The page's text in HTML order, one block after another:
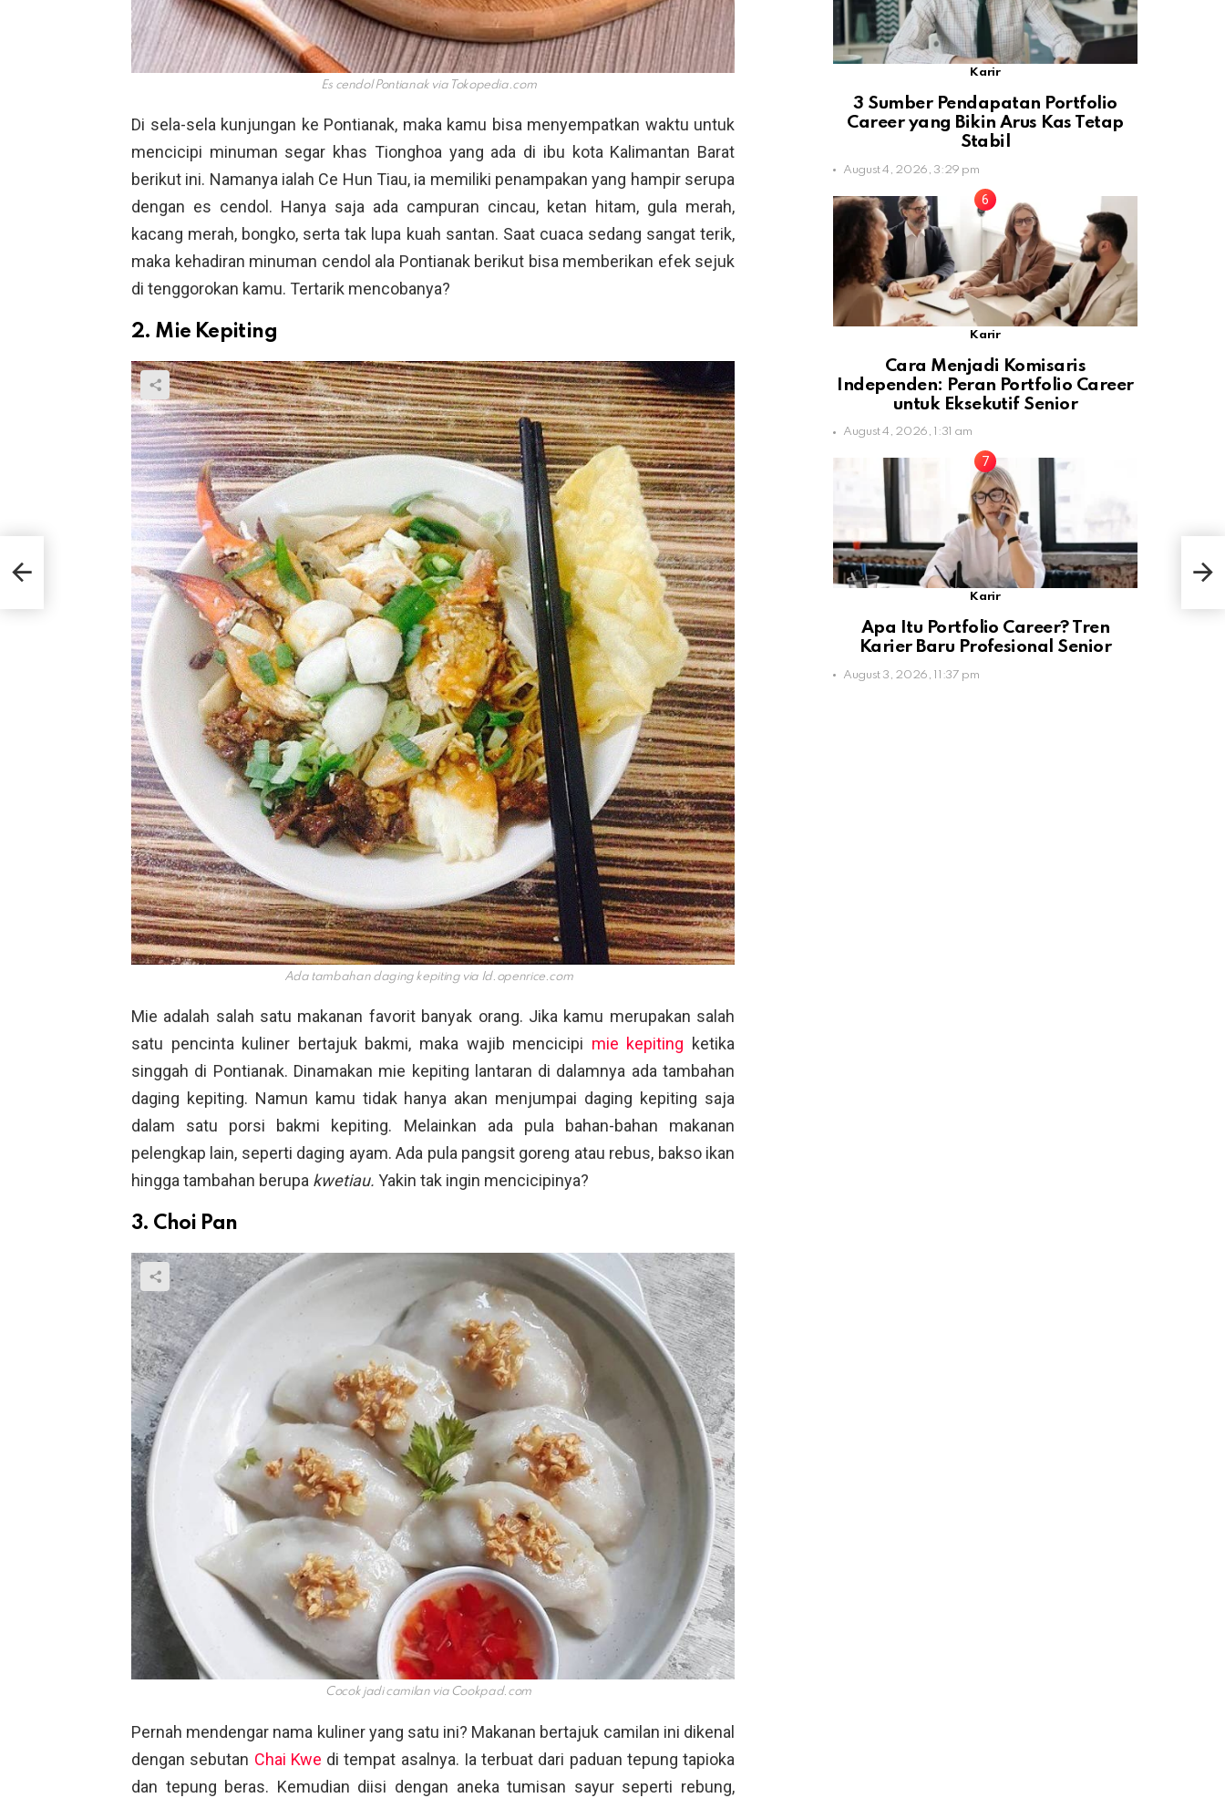
Es cendol Pontianak viaTokopedia.com
Di sela-sela kunjungan ke Pontianak, maka kamu bisa menyempatkan waktu untuk
mencicipi minuman segar khas Tionghoa yang ada di ibu kota Kalimantan Barat
berikut ini. Namanya ialah Ce Hun Tiau, ia memiliki penampakan yang hampir serupa
dengan es cendol. Hanya saja ada campuran cincau, ketan hitam, gula merah,
kacang merah, bongko, serta tak lupa kuah santan. Saat cuaca sedang sangat terik,
maka kehadiran minuman cendol ala Pontianak berikut bisa memberikan efek sejuk
di tenggorokan kamu. Tertarik mencobanya?
2. Mie Kepiting
Ada tambahan daging kepiting via Id.openrice.com
Mie adalah salah satu makanan favorit banyak orang. Jika kamu merupakan salah
satu pencinta kuliner bertajuk bakmi, maka wajib mencicipi mie kepiting ketika
singgah di Pontianak. Dinamakan mie kepiting lantaran di dalamnya ada tambahan
daging kepiting. Namun kamu tidak hanya akan menjumpai daging kepiting saja
dalam satu porsi bakmi kepiting. Melainkan ada pula bahan-bahan makanan
pelengkap lain, seperti daging ayam. Ada pula pangsit goreng atau rebus, bakso ikan
hingga tambahan berupa kwetiau. Yakin tak ingin mencicipinya?
3. Choi Pan
Cocok jadi camilan via Cookpad.com
Pernah mendengar nama kuliner yang satu ini? Makanan bertajuk camilan ini dikenal
dengan sebutan Chai Kwe di tempat asalnya. Ia terbuat dari paduan tepung tapioka
dan tepung beras. Kemudian diisi dengan aneka tumisan sayur seperti rebung,
Karir
3 Sumber Pendapatan Portfolio
Career yang Bikin Arus Kas Tetap
Stabil
August 4, 2026, 3:29 pm
Karir
Cara Menjadi Komisaris
Independen: Peran Portfolio Career
untuk Eksekutif Senior
August 4, 2026, 1:31 am
Karir
Apa Itu Portfolio Career? Tren
Karier Baru Profesional Senior
August 3, 2026, 11:37 pm